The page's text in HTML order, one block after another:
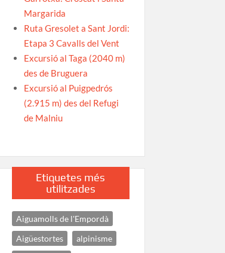
Margarida
Ruta Gresolet a Sant Jordi:
Etapa 3 Cavalls del Vent
Excursió al Taga (2040 m)
des de Bruguera
Excursió al Puigpedrós
(2.915 m) des del Refugi
de Malniu
Etiquetes més
utilitzades
Aiguamolls de l'Empordà
Aigüestortes
alpinisme